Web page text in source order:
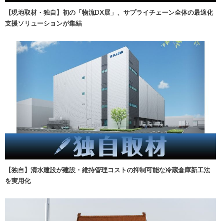
【現地取材・独自】初の「物流DX展」、サプライチェーン全体の最適化
支援ソリューションが集結
【独自】清水建設が建設・維持管理コストの抑制可能な冷蔵倉庫新工法
を実用化